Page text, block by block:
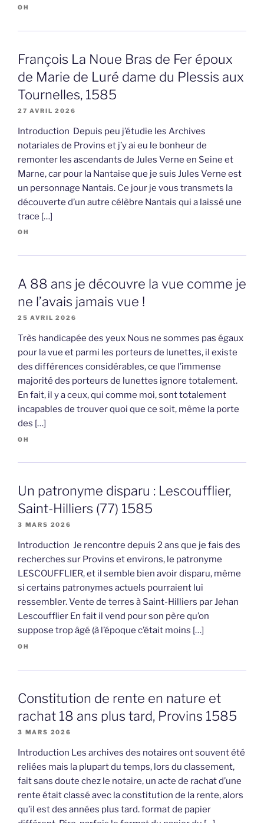
OH
François La Noue Bras de Fer époux
de Marie de Luré dame du Plessis aux
Tournelles, 1585
27 AVRIL 2026
Introduction Depuis peu j’étudie les Archives
notariales de Provins et j’y ai eu le bonheur de
remonter les ascendants de Jules Verne en Seine et
Marne, car pour la Nantaise que je suis Jules Verne est
un personnage Nantais. Ce jour je vous transmets la
découverte d’un autre célèbre Nantais qui a laissé une
trace […]
OH
A 88 ans je découvre la vue comme je
ne l’avais jamais vue !
25 AVRIL 2026
Très handicapée des yeux Nous ne sommes pas égaux
pour la vue et parmi les porteurs de lunettes, il existe
des différences considérables, ce que l’immense
majorité des porteurs de lunettes ignore totalement.
En fait, il y a ceux, qui comme moi, sont totalement
incapables de trouver quoi que ce soit, même la porte
des […]
OH
Un patronyme disparu : Lescoufflier,
Saint-Hilliers (77) 1585
3 MARS 2026
Introduction Je rencontre depuis 2 ans que je fais des
recherches sur Provins et environs, le patronyme
LESCOUFFLIER, et il semble bien avoir disparu, même
si certains patronymes actuels pourraient lui
ressembler. Vente de terres à Saint-Hilliers par Jehan
Lescoufflier En fait il vend pour son père qu’on
suppose trop âgé (à l’époque c’était moins […]
OH
Constitution de rente en nature et
rachat 18 ans plus tard, Provins 1585
3 MARS 2026
Introduction Les archives des notaires ont souvent été
reliées mais la plupart du temps, lors du classement,
fait sans doute chez le notaire, un acte de rachat d’une
rente était classé avec la constitution de la rente, alors
qu’il est des années plus tard. format de papier